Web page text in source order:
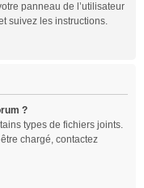
panneau de l’utilisateur
suivez les instructions.
?
types de fichiers joints.
chargé, contactez